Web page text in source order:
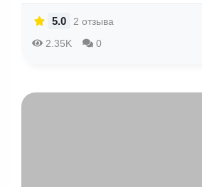
2.35K 0
5.0 2 отзыва